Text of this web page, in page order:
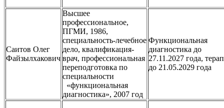
Саитов Олег
Файзылхакович
Высшее
профессиональное,
ПГМИ, 1986,
специальность-лечебное
дело, квалификация-
врач, профессиональная
переподготовка по
специальности
«функциональная
диагностика», 2007 год
Функциональная
диагностика до
27.11.2027 года,
до 21.05.2029 года